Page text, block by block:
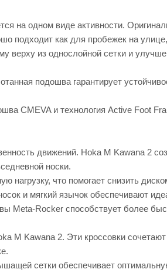
на одном виде активности.
подходит как для пробежек на
верху из однослойной сетки и
подошва гарантирует
CMEVA и технология Active Foot
движений. Hoka M Kawana 2
носки.
нагрузку, что помогает снизить
и мягкий язычок обеспечивают
Meta-Rocker способствует более
M Kawana 2. Эти кроссовки
сетки обеспечивает